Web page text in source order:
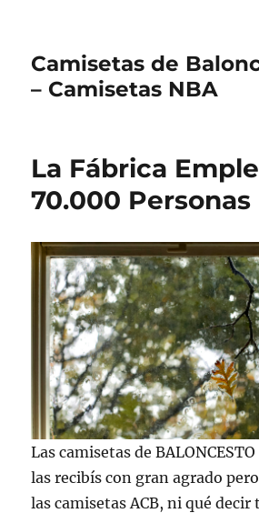
Camisetas de
– Camisetas NBA
La Fábrica
70.000 Personas
Las camisetas de
las recibís con gran agrado
las camisetas ACB, ni qué